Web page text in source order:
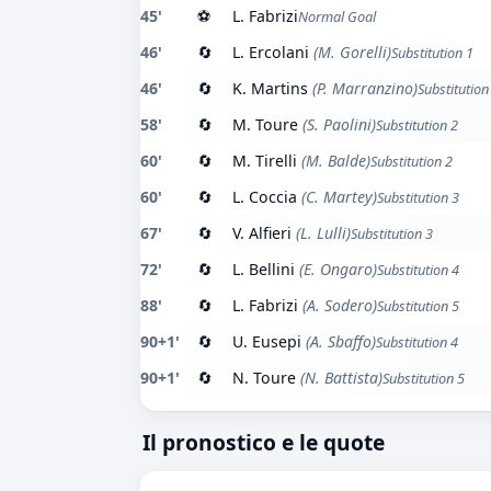
45' ⚽ L. FabriziNormal Goal
46' 🔄 L. Ercolani (M. Gorelli)Substitution 1
46' 🔄 K. Martins (P. Marranzino)
58' 🔄 M. Toure (S. Paolini)Substitution 2
60' 🔄 M. Tirelli (M. Balde)Substitution 2
60' 🔄 L. Coccia (C. Martey)Substitution 3
67' 🔄 V. Alfieri (L. Lulli)Substitution 3
72' 🔄 L. Bellini (E. Ongaro)Substitution 4
88' 🔄 L. Fabrizi (A. Sodero)Substitution 5
90+1' 🔄 U. Eusepi (A. Sbaffo)Substitution 4
90+1' 🔄 N. Toure (N. Battista)Substitution 5
Il pronostico e le quote